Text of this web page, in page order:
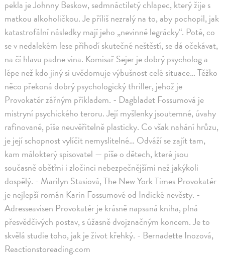
pekla je Johnny Beskow, sedmnáctiletý chlapec, který žije s
matkou alkoholičkou. Je příliš nezralý na to, aby pochopil, jak
katastrofální následky mají jeho „nevinné legrácky“. Poté, co
se v nedalekém lese přihodí skutečné neštěstí, se dá očekávat,
na čí hlavu padne vina. Komisař Sejer je dobrý psycholog a
lépe než kdo jiný si uvědomuje výbušnost celé situace… Těžko
něco překoná dobrý psychologický thriller, jehož je
Provokatér zářným příkladem. - Dagbladet Fossumová je
mistryní psychického teroru. Její myšlenky jsoutemné, úvahy
rafinované, píše neuvěřitelně plasticky. Co však nahání hrůzu,
je její schopnost vylíčit nemyslitelné… Odváží se zajít tam,
kam málokterý spisovatel — píše o dětech, které jsou
současně oběťmi i zločinci nebezpečnějšími než jakýkoli
dospělý. - Marilyn Stasiová, The New York Times Provokatér
je nejlepší román Karin Fossumové od Indické nevěsty. -
Adresseavisen Provokatér je krásně napsaná kniha, plná
přesvědčivých postav, s úžasně dvojznačným koncem. Je to
skvělá studie toho, jak je život křehký. - Bernadette Inozová,
Reactionstoreading.com